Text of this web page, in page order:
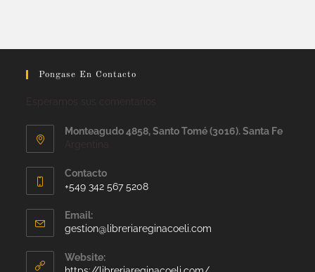
Pongase En Contacto
Monteagudo 4858, Santo Tomé (3016). Santa Fe
Contacto
+549 342 567 5208
Email:
gestion@libreriareginacoeli.com
Website: